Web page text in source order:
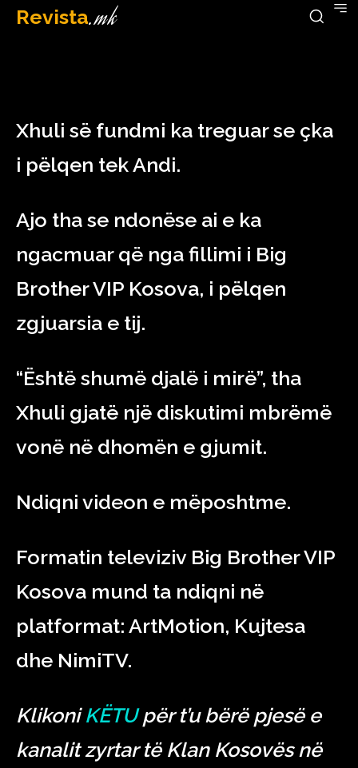
Revista.mk
March 1, 2023
Xhuli së fundmi ka treguar se çka
i pëlqen tek Andi.
Ajo tha se ndonëse ai e ka
ngacmuar që nga fillimi i Big
Brother VIP Kosova, i pëlqen
zgjuarsia e tij.
“Është shumë djalë i mirë”, tha
Xhuli gjatë një diskutimi mbrëmë
vonë në dhomën e gjumit.
Ndiqni videon e mëposhtme.
Formatin televiziv Big Brother VIP
Kosova mund ta ndiqni në
platformat: ArtMotion, Kujtesa
dhe NimiTV.
KlikoniKËTUpër t’u bërë pjesë e
kanalit zyrtar të Klan Kosovës në